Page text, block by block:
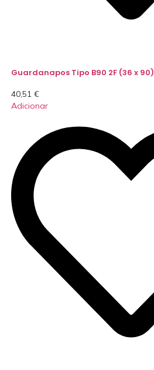
Guardanapos Tipo B90 2F (36 x 90)
40,51 €
Adicionar